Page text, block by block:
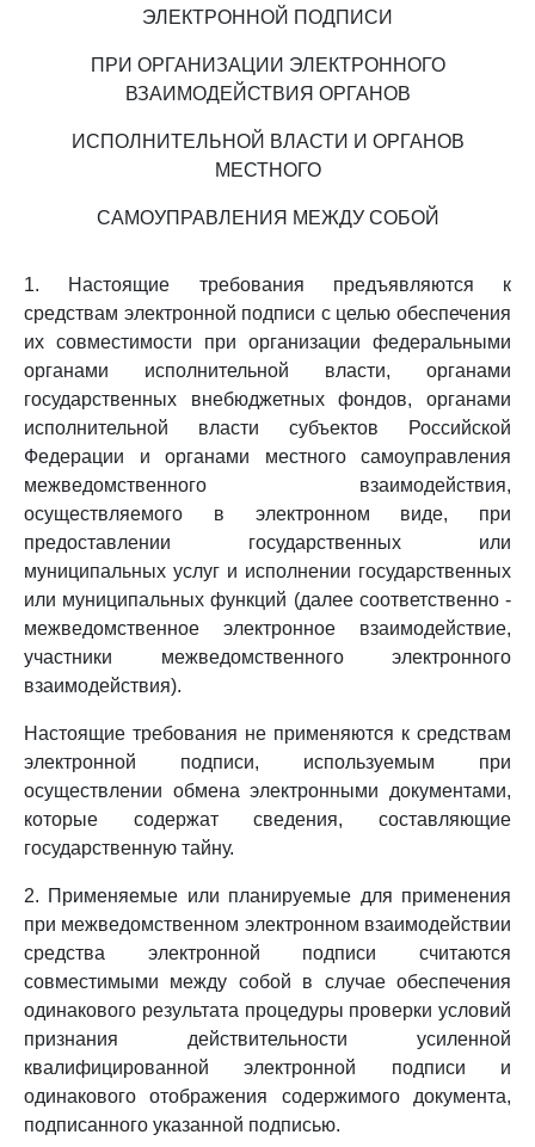
ЭЛЕКТРОННОЙ ПОДПИСИ
ПРИ ОРГАНИЗАЦИИ ЭЛЕКТРОННОГО
ВЗАИМОДЕЙСТВИЯ ОРГАНОВ
ИСПОЛНИТЕЛЬНОЙ ВЛАСТИ И ОРГАНОВ
МЕСТНОГО
САМОУПРАВЛЕНИЯ МЕЖДУ СОБОЙ
1. Настоящие требования предъявляются к
средствам электронной подписи с целью обеспечения
их совместимости при организации федеральными
органами исполнительной власти, органами
государственных внебюджетных фондов, органами
исполнительной власти субъектов Российской
Федерации и органами местного самоуправления
межведомственного взаимодействия,
осуществляемого в электронном виде, при
предоставлении государственных или
муниципальных услуг и исполнении государственных
или муниципальных функций (далее соответственно -
межведомственное электронное взаимодействие,
участники межведомственного электронного
взаимодействия).
Настоящие требования не применяются к средствам
электронной подписи, используемым при
осуществлении обмена электронными документами,
которые содержат сведения, составляющие
государственную тайну.
2. Применяемые или планируемые для применения
при межведомственном электронном взаимодействии
средства электронной подписи считаются
совместимыми между собой в случае обеспечения
одинакового результата процедуры проверки условий
признания действительности усиленной
квалифицированной электронной подписи и
одинакового отображения содержимого документа,
подписанного указанной подписью.